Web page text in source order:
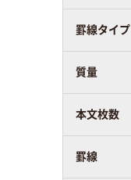
スコア
罫線タイプ
質量
本文枚数
罫線